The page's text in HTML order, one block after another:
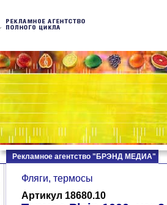
Рекламное агентство "БРЭНД МЕДИА"
Фляги, термосы
Артикул 18680.10